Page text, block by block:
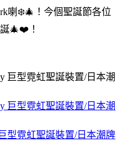
喇❄️🎄！今個聖誕節各位
🎄❤️！
型霓虹聖誕裝置/日本潮牌